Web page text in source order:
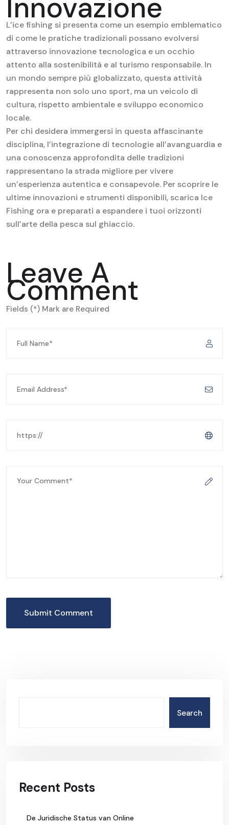
Innovazione
L’ice fishing si presenta come un esempio emblematico
di come le pratiche tradizionali possano evolversi
attraverso innovazione tecnologica e un occhio
attento alla sostenibilità e al turismo responsabile. In
un mondo sempre più globalizzato, questa attività
rappresenta non solo uno sport, ma un veicolo di
cultura, rispetto ambientale e sviluppo economico
locale.
Per chi desidera immergersi in questa affascinante
disciplina, l’integrazione di tecnologie all’avanguardia e
una conoscenza approfondita delle tradizioni
rappresentano la strada migliore per vivere
un’esperienza autentica e consapevole. Per scoprire le
ultime innovazioni e strumenti disponibili, scarica Ice
Fishing ora e preparati a espandere i tuoi orizzonti
sull’arte della pesca sul ghiaccio.
Leave A
Comment
Fields (*) Mark are Required
Submit Comment
Search
Recent Posts
De Juridische Status van Online